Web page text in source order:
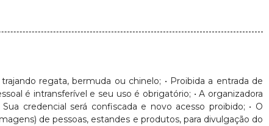
regata, bermuda ou chinelo; • Proibida a entrada de
é intransferível e seu uso é obrigatório; • A organizadora
credencial será confiscada e novo acesso proibido; • O
de pessoas, estandes e produtos, para divulgação do